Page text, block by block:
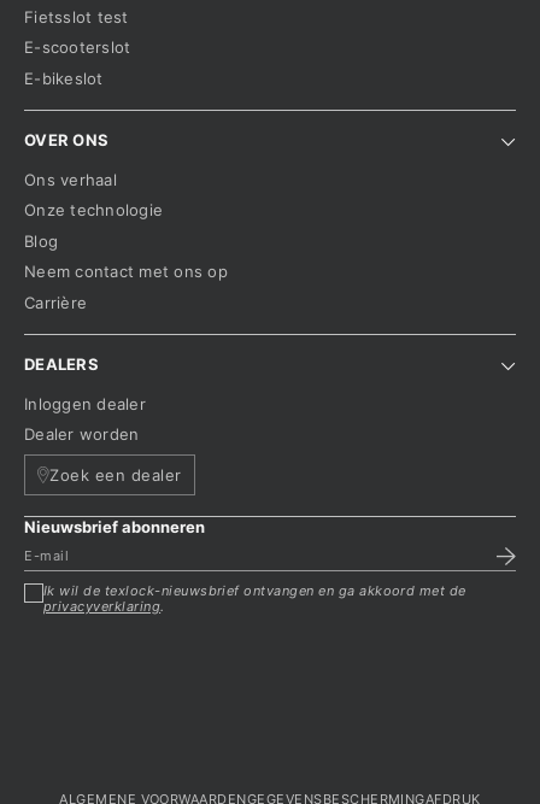
Fietsslot test
E-scooterslot
E-bikeslot
OVER ONS
Ons verhaal
Onze technologie
Blog
Neem contact met ons op
Carrière
DEALERS
Inloggen dealer
Dealer worden
Zoek een dealer
Nieuwsbrief abonneren
Ik wil de texlock-nieuwsbrief ontvangen en ga akkoord met de
privacyverklaring
ALGEMENE VOORWAARDENGEGEVENSBESCHERMINGAFDRUK